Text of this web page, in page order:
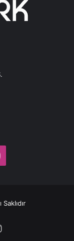
Instagram
Instagram